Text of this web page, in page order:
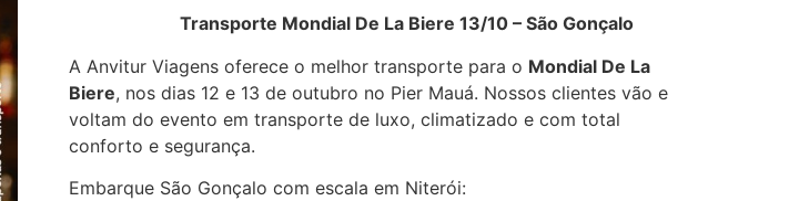
Transporte Mondial De La Biere 13/10 – São Gonçalo
A Anvitur Viagens oferece o melhor transporte para o Mondial De La
Biere, nos dias 12 e 13 de outubro no Pier Mauá. Nossos clientes vão e
voltam do evento em transporte de luxo, climatizado e com total
conforto e segurança.
Embarque São Gonçalo com escala em Niterói: